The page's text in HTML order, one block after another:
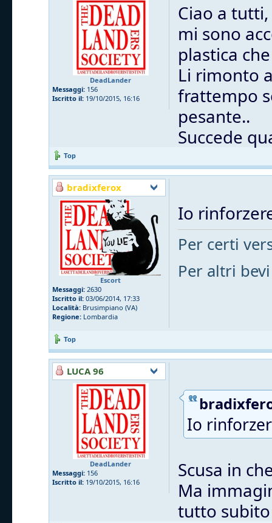
DeadLander
Messaggi: 156
Iscritto il: 19/10/2015, 16:16
Ciao a tutti,
mi sono
plastica
Li rimonto
frattempo
pesante..
Succede
Top
bradixferox
Escort
Messaggi: 2630
Iscritto il: 03/06/2014, 17:33
Località: Brusimpiano (VA)
Regione: Lombardia
Io
Per certi
Per altri bevi
Top
LUCA 96
DeadLander
Messaggi: 156
Iscritto il: 19/10/2015, 16:16
Io
Scusa in
Ma
tutto